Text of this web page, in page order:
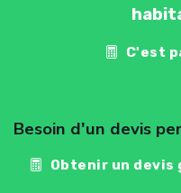
C'est
Besoin d'un devis
Obtenir un